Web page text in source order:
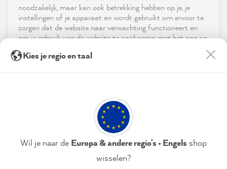
Neem contact op met
noodzakelijk, maar kan ook betrekking hebben op je, je
instellingen of je apparaat en wordt gebruikt om ervoor te
zorgen dat de website naar verwachting functioneert en
om je gebruik van de website te analyseren met het oog op
advertenties aan te bieden via de diensten die in de
akkoord (op elk moment herroepbaar) met deze
Privacybeleid Colofon Instellen
Verified Customer
The color selection is simply great. The
convincingly what you could change within
your own four walls. I also think the quality
of the colors is very good. There are only
reductions in price.
Yes
Twitter
Facebook
2 minutes ago
Kies je regio en taal
Wil je naar de Europa & andere regio's • Engels shop
wisselen?